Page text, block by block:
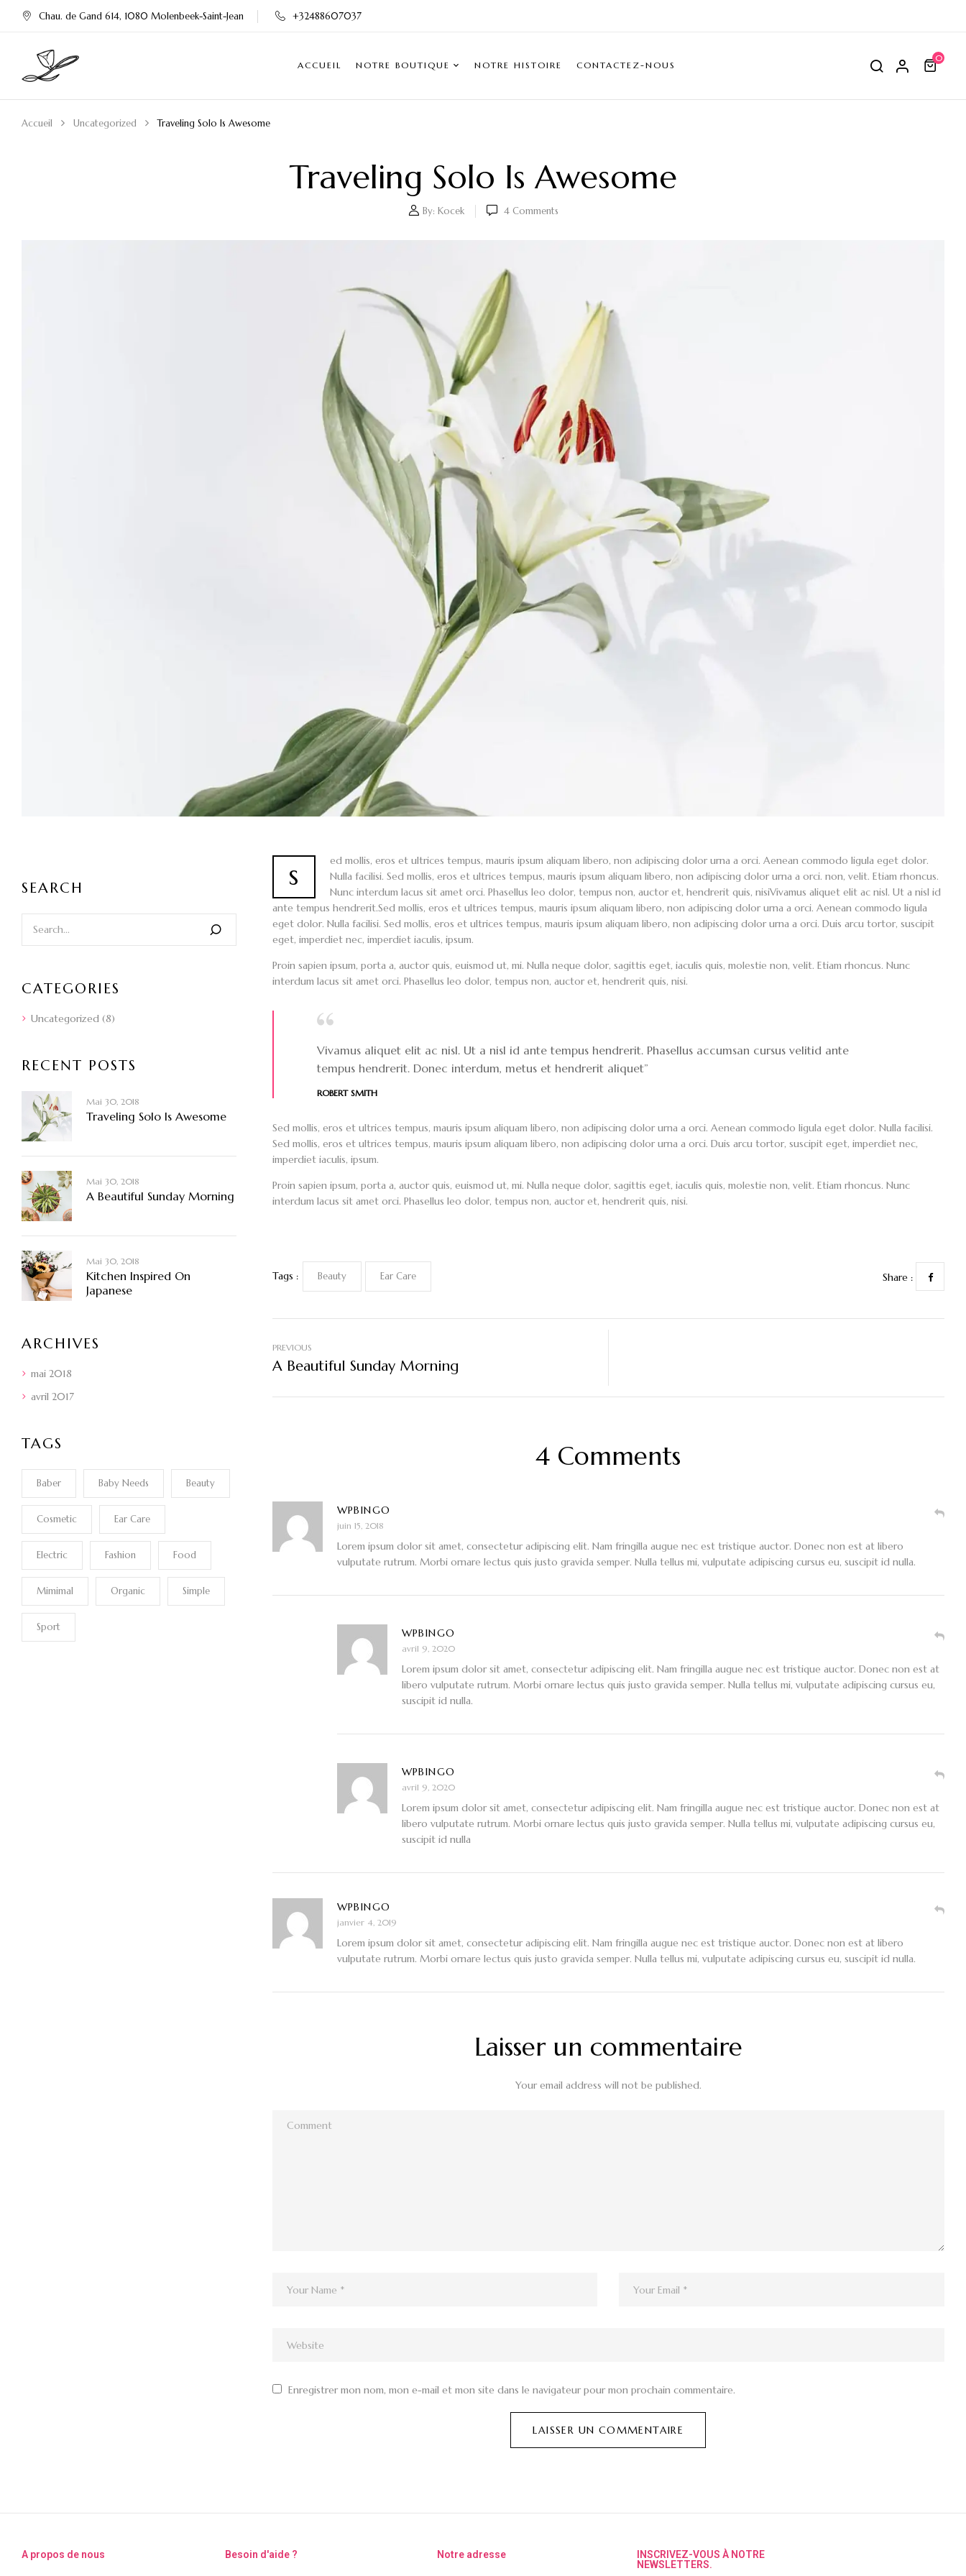
Chau. de Gand 614, 1080 Molenbeek-Saint-Jean +32488607037
ACCUEIL NOTRE BOUTIQUE NOTRE HISTOIRE CONTACTEZ-NOUS
0
Accueil Uncategorized Traveling Solo Is Awesome
Traveling Solo Is Awesome
By: Kocek 4Comments
SEARCH
CATEGORIES
Uncategorized (8)
RECENT POSTS
Mai 30, 2018
Traveling Solo Is Awesome
Mai 30, 2018
A Beautiful Sunday Morning
Mai 30, 2018
Kitchen Inspired On
Japanese
ARCHIVES
mai 2018
avril 2017
TAGS
Baber Baby Needs Beauty
Cosmetic Ear Care
Electric Fashion Food
Mimimal Organic Simple
Sport
s
ed mollis, eros et ultrices tempus, mauris ipsum aliquam libero, non adipiscing dolor urna a orci. Aenean commodo ligula eget dolor.
Nulla facilisi. Sed mollis, eros et ultrices tempus, mauris ipsum aliquam libero, non adipiscing dolor urna a orci. non, velit. Etiam rhoncus.
Nunc interdum lacus sit amet orci. Phasellus leo dolor, tempus non, auctor et, hendrerit quis, nisiVivamus aliquet elit ac nisl. Ut a nisl id
ante tempus hendrerit.Sed mollis, eros et ultrices tempus, mauris ipsum aliquam libero, non adipiscing dolor urna a orci. Aenean commodo ligula
eget dolor. Nulla facilisi. Sed mollis, eros et ultrices tempus, mauris ipsum aliquam libero, non adipiscing dolor urna a orci. Duis arcu tortor, suscipit
eget, imperdiet nec, imperdiet iaculis, ipsum.
Proin sapien ipsum, porta a, auctor quis, euismod ut, mi. Nulla neque dolor, sagittis eget, iaculis quis, molestie non, velit. Etiam rhoncus. Nunc
interdum lacus sit amet orci. Phasellus leo dolor, tempus non, auctor et, hendrerit quis, nisi.
Vivamus aliquet elit ac nisl. Ut a nisl id ante tempus hendrerit. Phasellus accumsan cursus velitid ante
tempus hendrerit. Donec interdum, metus et hendrerit aliquet”
ROBERT SMITH
Sed mollis, eros et ultrices tempus, mauris ipsum aliquam libero, non adipiscing dolor urna a orci. Aenean commodo ligula eget dolor. Nulla facilisi.
Sed mollis, eros et ultrices tempus, mauris ipsum aliquam libero, non adipiscing dolor urna a orci. Duis arcu tortor, suscipit eget, imperdiet nec,
imperdiet iaculis, ipsum.
Proin sapien ipsum, porta a, auctor quis, euismod ut, mi. Nulla neque dolor, sagittis eget, iaculis quis, molestie non, velit. Etiam rhoncus. Nunc
interdum lacus sit amet orci. Phasellus leo dolor, tempus non, auctor et, hendrerit quis, nisi.
Tags : Beauty Ear Care Share :
PREVIOUS
A Beautiful Sunday Morning
4 Comments
WPBINGO
juin 15, 2018
Lorem ipsum dolor sit amet, consectetur adipiscing elit. Nam fringilla augue nec est tristique auctor. Donec non est at libero
vulputate rutrum. Morbi ornare lectus quis justo gravida semper. Nulla tellus mi, vulputate adipiscing cursus eu, suscipit id nulla.
WPBINGO
avril 9, 2020
Lorem ipsum dolor sit amet, consectetur adipiscing elit. Nam fringilla augue nec est tristique auctor. Donec non est at
libero vulputate rutrum. Morbi ornare lectus quis justo gravida semper. Nulla tellus mi, vulputate adipiscing cursus eu,
suscipit id nulla.
WPBINGO
avril 9, 2020
Lorem ipsum dolor sit amet, consectetur adipiscing elit. Nam fringilla augue nec est tristique auctor. Donec non est at
libero vulputate rutrum. Morbi ornare lectus quis justo gravida semper. Nulla tellus mi, vulputate adipiscing cursus eu,
suscipit id nulla
WPBINGO
janvier 4, 2019
Lorem ipsum dolor sit amet, consectetur adipiscing elit. Nam fringilla augue nec est tristique auctor. Donec non est at libero
vulputate rutrum. Morbi ornare lectus quis justo gravida semper. Nulla tellus mi, vulputate adipiscing cursus eu, suscipit id nulla.
Laisser un commentaire
Your email address will not be published.
Enregistrer mon nom, mon e-mail et mon site dans le navigateur pour mon prochain commentaire.
A propos de nous Besoin d'aide ? Notre adresse
INSCRIVEZ-VOUS À NOTRE
NEWSLETTERS.